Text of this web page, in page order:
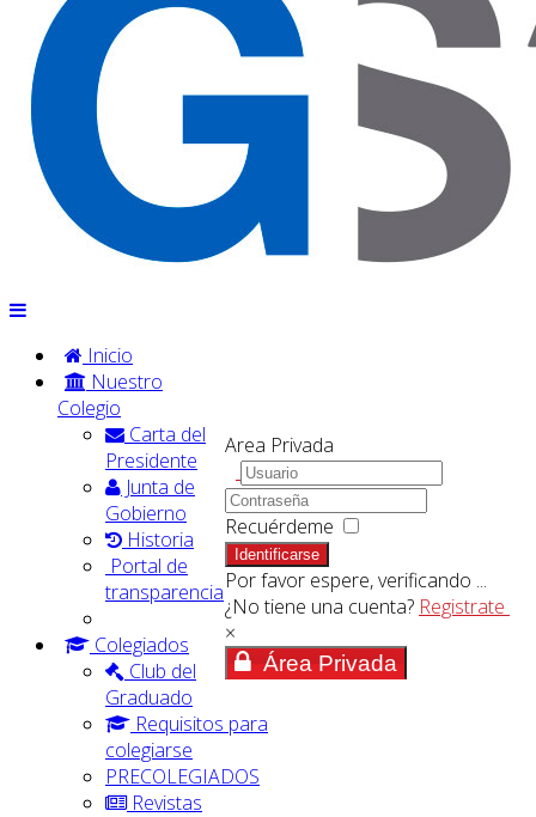
Area Privada
Recuérdeme
Identificarse
Por favor espere, verificando ...
¿No tiene una cuenta? Registrate
×
Área Privada
Inicio
Nuestro
Colegio
Carta del
Presidente
Junta de
Gobierno
Historia
Portal de
transparencia
Colegiados
Club del
Graduado
Requisitos para
colegiarse
PRECOLEGIADOS
Revistas